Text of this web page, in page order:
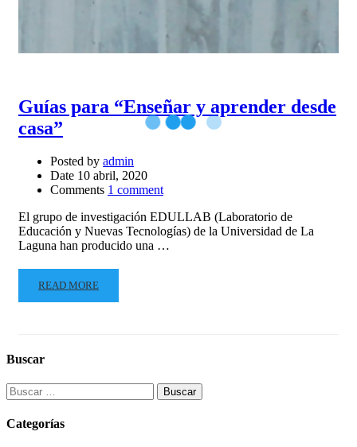
Guías para “Enseñar y aprender desde
casa”
Posted by admin
Date 10 abril, 2020
Comments 1 comment
El grupo de investigación EDULLAB (Laboratorio de
Educación y Nuevas Tecnologías) de la Universidad de La
Laguna han producido una …
READ MORE
Buscar
Buscar:
Categorías